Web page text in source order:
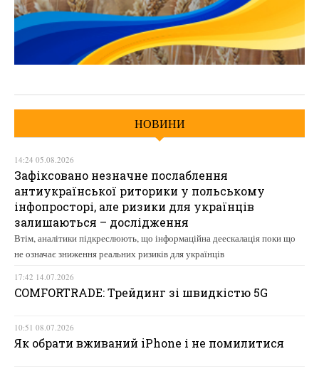
НОВИНИ
14:24 05.08.2026
Зафіксовано незначне послаблення
антиукраїнської риторики у польському
інфопросторі, але ризики для українців
залишаються – дослідження
Втім, аналітики підкреслюють, що інформаційна деескалація поки що
не означає зниження реальних ризиків для українців
17:42 14.07.2026
COMFORTRADE: Трейдинг зі швидкістю 5G
10:51 08.07.2026
Як обрати вживаний iPhone і не помилитися